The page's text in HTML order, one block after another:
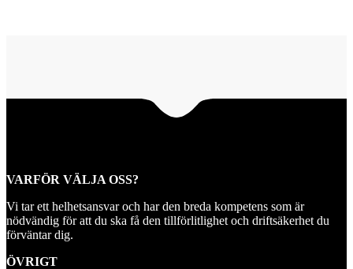
VARFÖR VÄLJA OSS?
Vi tar ett helhetsansvar och har den breda kompetens som är
nödvändig för att du ska få den tillförlitlighet och driftsäkerhet du
förväntar dig.
ÖVRIGT